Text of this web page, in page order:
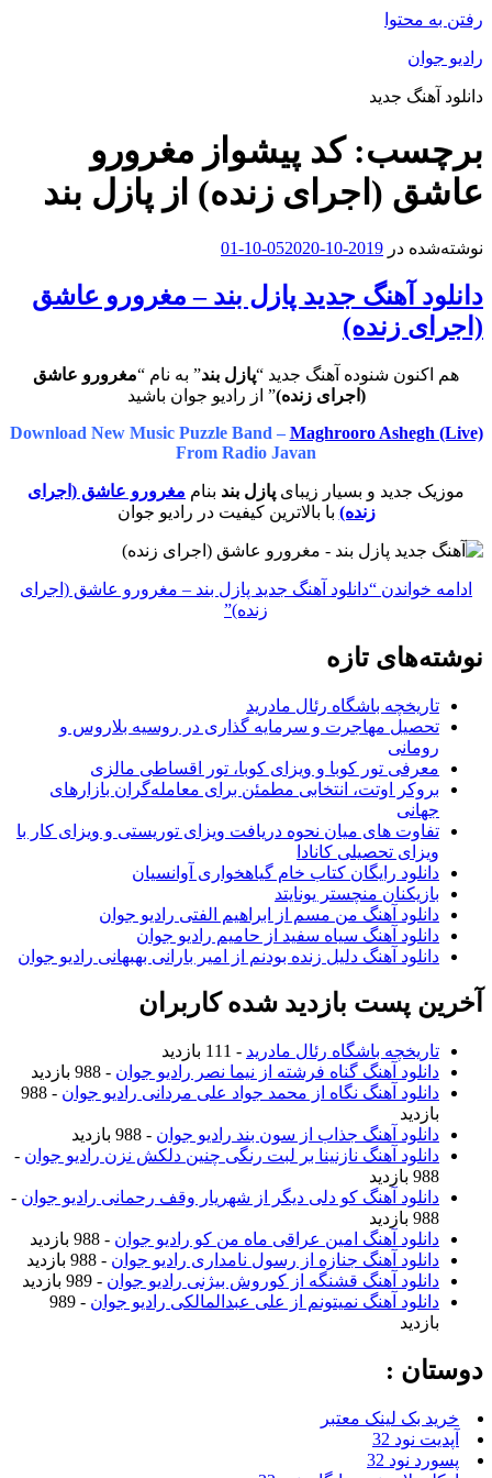
رفتن به محتوا
رادیو جوان
دانلود آهنگ جدید
برچسب:کد پیشواز مغرورو
عاشق (اجرای زنده) از پازل بند
نوشته‌شده در 2019-10-05
2020-10-01
دانلود آهنگ جدید پازل بند – مغرورو عاشق
(اجرای زنده)
هم اکنون شنوده آهنگ جدید “پازل بند” به نام “مغرورو عاشق
(اجرای زنده)” از رادیو جوان باشید
Download New Music Puzzle Band – Maghrooro Ashegh (Live)
From Radio Javan
موزیک جدید و بسیار زیبای پازل بند بنام مغرورو عاشق (اجرای
زنده) با بالاترین کیفیت در رادیو جوان
ادامه خواندن “دانلود آهنگ جدید پازل بند – مغرورو عاشق (اجرای
زنده)”
نوشته‌های تازه
تاریخچه باشگاه رئال مادرید
تحصیل مهاجرت و سرمایه گذاری در روسیه بلاروس و
رومانی
معرفی تور کوبا و ویزای کوبا، تور اقساطی مالزی
بروکر اوتت، انتخابی مطمئن برای معامله‌گران بازارهای
جهانی
تفاوت های میان نحوه دریافت ویزای توریستی و ویزای کار با
ویزای تحصیلی کانادا
دانلود رایگان کتاب خام گیاهخواری آوانسیان
بازیکنان منچستر یونایتد
دانلود آهنگ من مسم از ابراهیم الفتی رادیو جوان
دانلود آهنگ سیاه سفید از حامیم رادیو جوان
دانلود آهنگ دلیل زنده بودنم از امیر بارانی بهبهانی رادیو جوان
آخرین پست بازدید شده کاربران
تاریخچه باشگاه رئال مادرید - 111 بازدید
دانلود آهنگ گناه فرشته از نیما نصر رادیو جوان - 988 بازدید
دانلود آهنگ نگاه از محمد جواد علی مردانی رادیو جوان
- 988
بازدید
دانلود آهنگ جذاب از سون بند رادیو جوان - 988 بازدید
دانلود آهنگ نازنینا بر لبت رنگی چنین دلکش نزن رادیو جوان -
988 بازدید
دانلود آهنگ کو دلی دیگر از شهریار وقف رحمانی رادیو جوان -
988 بازدید
دانلود آهنگ امین عراقی ماه من کو رادیو جوان - 988 بازدید
دانلود آهنگ جنازه از رسول نامداری رادیو جوان - 988 بازدید
دانلود آهنگ قشنگه از کوروش بیژنی رادیو جوان - 989 بازدید
دانلود آهنگ نمیتونم از علی عبدالمالکی رادیو جوان
- 989
بازدید
دوستان :
خرید بک لینک معتبر
آپدیت نود 32
پسورد نود 32